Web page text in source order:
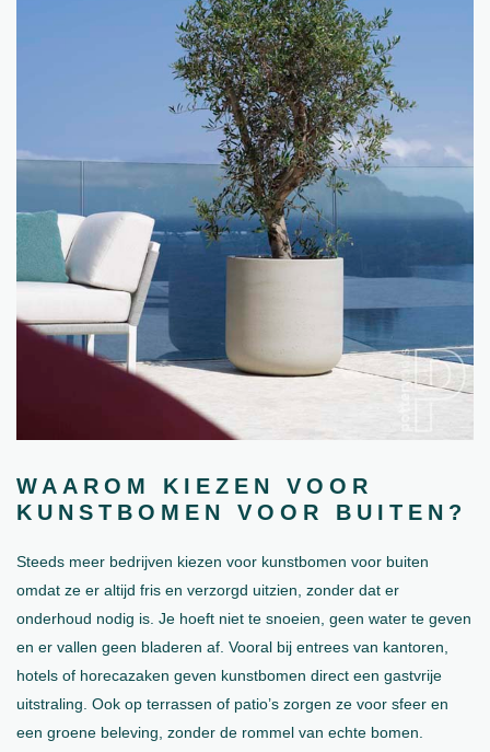
WAAROM KIEZEN VOOR
KUNSTBOMEN VOOR BUITEN?
Steeds meer bedrijven kiezen voor kunstbomen voor buiten
omdat ze er altijd fris en verzorgd uitzien, zonder dat er
onderhoud nodig is. Je hoeft niet te snoeien, geen water te geven
en er vallen geen bladeren af. Vooral bij entrees van kantoren,
hotels of horecazaken geven kunstbomen direct een gastvrije
uitstraling. Ook op terrassen of patio’s zorgen ze voor sfeer en
een groene beleving, zonder de rommel van echte bomen.